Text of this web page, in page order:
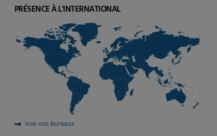
PRÉSENCE À L'INTERNATIONAL
Voir nos bureaux